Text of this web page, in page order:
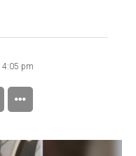
4:05 pm